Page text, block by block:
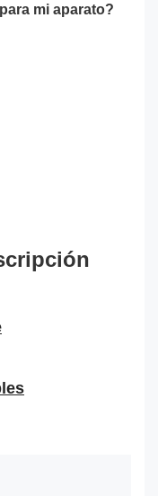
mi aparato?